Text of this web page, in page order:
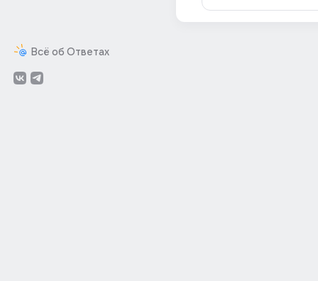
Всё об Ответах